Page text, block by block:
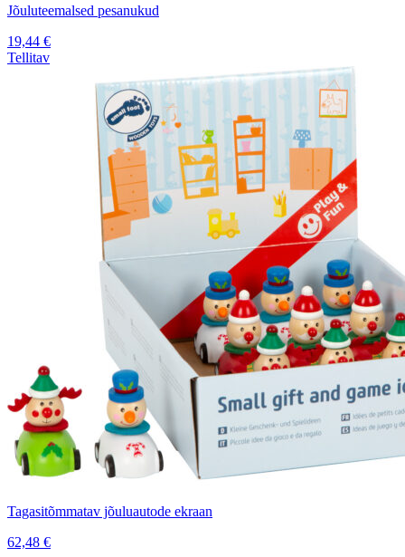
Jõuluteemalsed pesanukud
19,44 €
Tellitav
Tagasitõmmatav jõuluautode ekraan
62,48 €